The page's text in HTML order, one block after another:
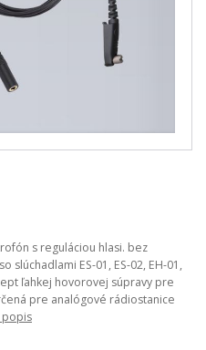
s reguláciou hlasi. bez
slúchadlami ES-01, ES-02, EH-01,
ľahkej hovorovej súpravy pre
pre analógové rádiostanice
popis